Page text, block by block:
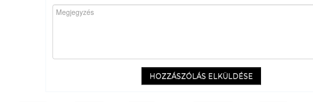
HOZZÁSZÓLÁS ELKÜLDÉSE